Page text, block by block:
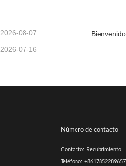
2026-08-07
2026-07-16
Número de contacto
Contacto: Recubrimiento
Teléfono: +8617852289657